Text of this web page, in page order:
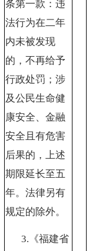
条第一款：违
法行为在二年
内未被发现
的，不再给予
行政处罚；涉
及公民生命健
康安全、金融
安全且有危害
后果的，上述
期限延长至五
年。法律另有
规定的除外。
3.《福建省